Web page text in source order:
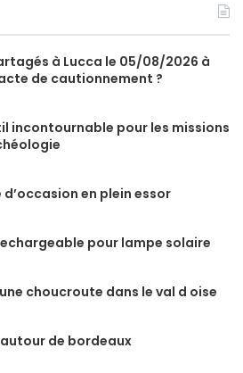
à Lucca le 05/08/2026 à
de cautionnement ?
incontournable pour les missions
en plein essor
pour lampe solaire
choucroute dans le val d oise
de bordeaux